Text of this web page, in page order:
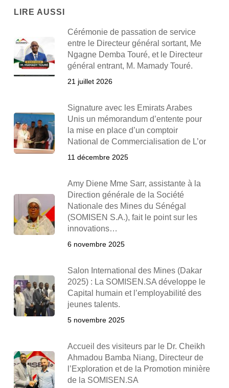
LIRE AUSSI
Cérémonie de passation de service
entre le Directeur général sortant, Me
Ngagne Demba Touré, et le Directeur
général entrant, M. Mamady Touré.
21 juillet 2026
Signature avec les Emirats Arabes
Unis un mémorandum d’entente pour
la mise en place d’un comptoir
National de Commercialisation de L’or
11 décembre 2025
Amy Diene Mme Sarr, assistante à la
Direction générale de la Société
Nationale des Mines du Sénégal
(SOMISEN S.A.), fait le point sur les
innovations…
6 novembre 2025
Salon International des Mines (Dakar
2025) : La SOMISEN.SA développe le
Capital humain et l’employabilité des
jeunes talents.
5 novembre 2025
Accueil des visiteurs par le Dr. Cheikh
Ahmadou Bamba Niang, Directeur de
l’Exploration et de la Promotion minière
de la SOMISEN.SA